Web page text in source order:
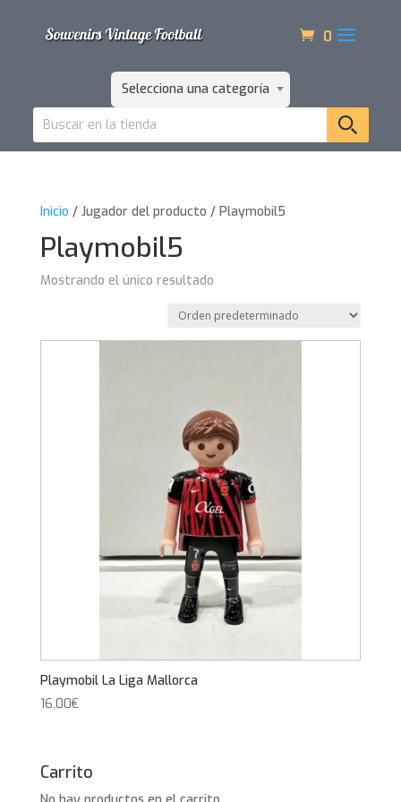
0
Selecciona una categoría
Inicio / Jugador del producto / Playmobil5
Playmobil5
Mostrando el único resultado
Playmobil La Liga Mallorca
16,00€
Carrito